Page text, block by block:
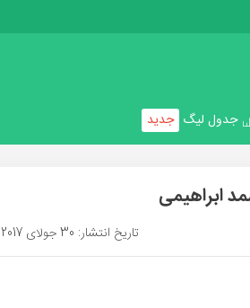
جدول لیگ جدید
ابراهیمی
تاریخ انتشار: 30 جولای 2017